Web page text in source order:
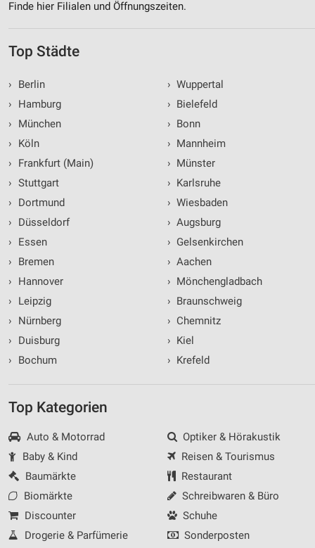
Finde hier Filialen und Öffnungszeiten.
Top Städte
›
Berlin
›
Hamburg
›
München
›
Köln
›
Frankfurt (Main)
› Stuttgart
›
Dortmund
›
Düsseldorf
›
Essen
›
Bremen
›
Hannover
›
Leipzig
›
Nürnberg
›
Duisburg
›
Bochum
› Wuppertal
› Bielefeld
› Bonn
› Mannheim
› Münster
› Karlsruhe
› Wiesbaden
› Augsburg
› Gelsenkirchen
› Aachen
› Mönchengladbach
› Braunschweig
› Chemnitz
› Kiel
› Krefeld
Top Kategorien
Auto & Motorrad
Baby & Kind
Baumärkte
Biomärkte
Discounter
Drogerie & Parfümerie
Optiker & Hörakustik
Reisen & Tourismus
Restaurant
Schreibwaren & Büro
Schuhe
Sonderposten